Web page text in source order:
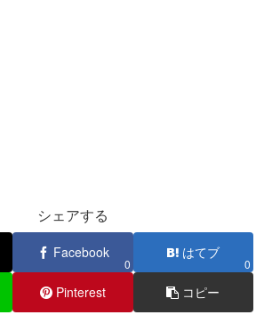
シェアする
Facebook
0
はてブ
0
Pinterest コピー